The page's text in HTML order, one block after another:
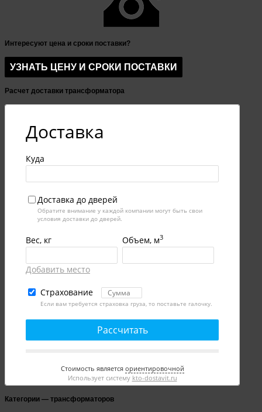
Интересуют цена и сроки поставки?
Расчет доставки трансформатора
Доставка
Куда
Доставка до дверей
Обратите внимание у каждой компании могут быть свои
условия доставки до дверей.
Вес, кг Объем, м3
Добавить место
Страхование
Если вам требуется страховка груза, то поставьте галочку.
Рассчитать
Стоимость является ориентировочной
Использует систему kto-dostavit.ru
Категории — трансформаторов